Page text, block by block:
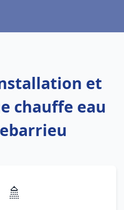
et
chauffe eau
🚿